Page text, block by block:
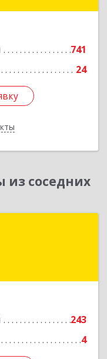
741
24
соседних
243
4
г, Ленина